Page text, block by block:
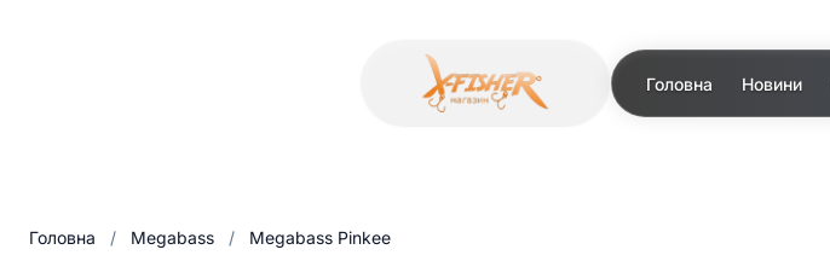
Головна Новини
Головна / Megabass / Megabass Pinkee